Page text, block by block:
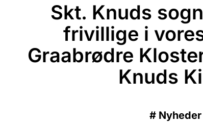
Skt. Knuds
frivillige i
Graabrødre
Knuds
# Nyheder